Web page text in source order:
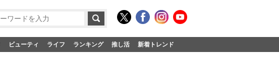
ビューティ ライフ ランキング 推し活 新着トレンド